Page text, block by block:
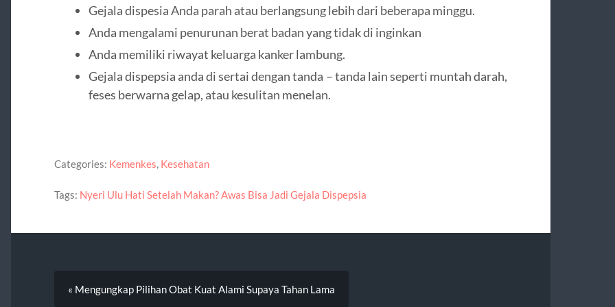
Gejala dispesia Anda parah atau berlangsung lebih dari beberapa minggu.
Anda mengalami penurunan berat badan yang tidak di inginkan
Anda memiliki riwayat keluarga kanker lambung.
Gejala dispepsia anda di sertai dengan tanda – tanda lain seperti muntah darah,
feses berwarna gelap, atau kesulitan menelan.
Categories: Kemenkes, Kesehatan
Tags: Nyeri Ulu Hati Setelah Makan? Awas Bisa Jadi Gejala Dispepsia
« Mengungkap Pilihan Obat Kuat Alami Supaya Tahan Lama